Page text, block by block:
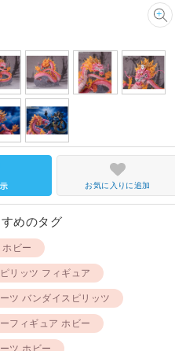
お気に入りに追加
めのタグ
ホビー
リッツ フィギュア
ツ バンダイスピリッツ
フィギュア ホビー
ツ ホビー